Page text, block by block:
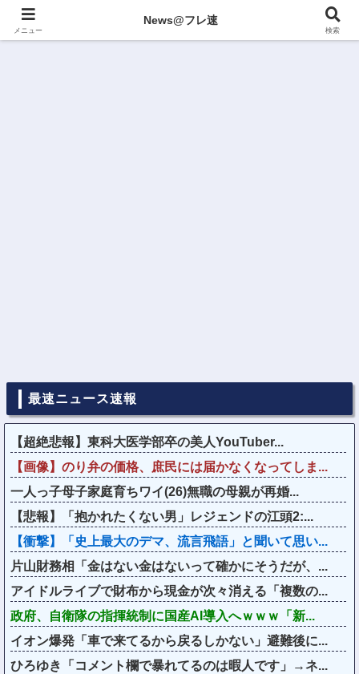
最速ニュース速報
【超絶悲報】東科大医学部卒の美人YouTuber...
【画像】のり弁の価格、庶民には届かなくなってしま...
一人っ子母子家庭育ちワイ(26)無職の母親が再婚...
【悲報】「抱かれたくない男」レジェンドの江頭2:...
【衝撃】「史上最大のデマ、流言飛語」と聞いて思い...
片山財務相「金はない金はないって確かにそうだが、...
アイドルライブで財布から現金が次々消える「複数の...
政府、自衛隊の指揮統制に国産AI導入へｗｗｗ「新...
イオン爆発「車で来てるから戻るしかない」避難後に...
ひろゆき「コメント欄で暴れてるのは暇人です」→ネ...
メニュー
News@フレ速
検索